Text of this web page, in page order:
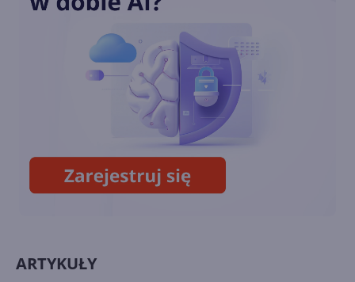
Exchange Online chroni przed
serwerów Exchange
Ostatni miesiąc wsparcia dla
Exchange Server 2013. Co
dalej?
ARTYKUŁY